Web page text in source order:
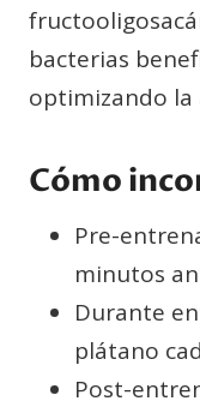
bacterias
optimizando
Cómo
Pre-
minutos
Durante
plátano
Post-